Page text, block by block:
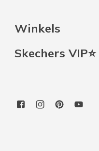
Winkels
Skechers VIP⭐